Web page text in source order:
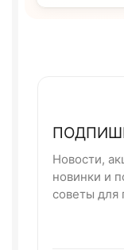
Новости,
новинки и
советы для